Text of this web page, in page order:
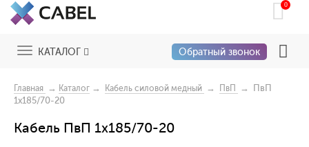
0
ToggleКАТАЛОГ Обратный звонок
Главная → Каталог → Кабель силовой медный → ПвП
→ ПвП
1x185/70-20
Кабель ПвП 1x185/70-20